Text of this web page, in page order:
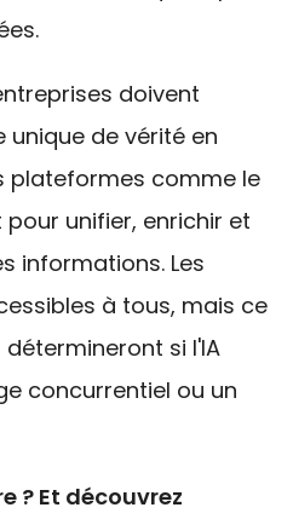
doivent
unique de vérité en
plateformes comme le
pour unifier, enrichir et
informations. Les
à tous, mais ce
si l'IA
concurrentiel ou un
? Et découvrez